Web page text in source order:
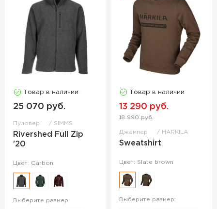
Товар в наличии
25 070 руб.
Пуловер SIMMS
Rivershed Full Zip
'20
Цвет: Carbon
Выберите размер:
Товар в наличии
13 290 руб.
18 990 руб.
Джемпер HARKILA
Sweatshirt
Цвет: Slate brown
Выберите размер: